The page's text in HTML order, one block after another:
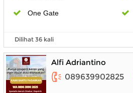
One Gate
Dilihat 36 kali
Alfi Adriantino
089639902825